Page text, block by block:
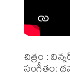
చిత్రం :
సంగీతం: